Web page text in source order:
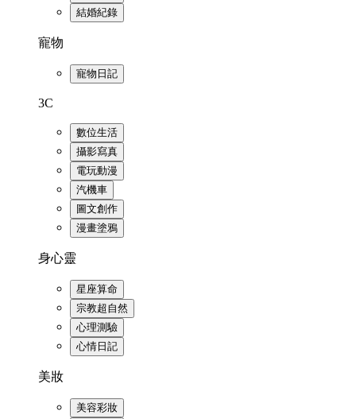
結婚紀錄
寵物
寵物日記
3C
數位生活
攝影寫真
電玩動漫
汽機車
圖文創作
漫畫塗鴉
身心靈
星座算命
宗教超自然
心理測驗
心情日記
美妝
美容彩妝